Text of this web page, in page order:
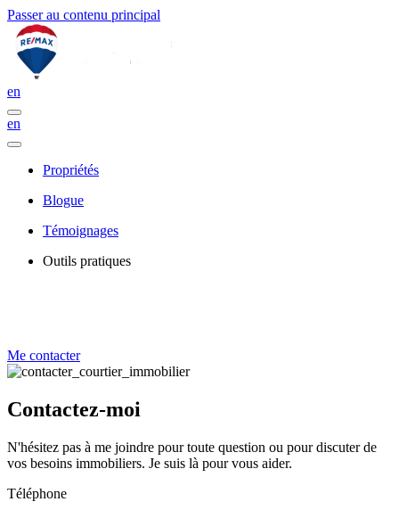
Passer au contenu principal
en
en
Propriétés
Blogue
Témoignages
Outils pratiques
Me contacter
Contactez-moi
N'hésitez pas à me joindre pour toute question ou pour discuter de
vos besoins immobiliers. Je suis là pour vous aider.
Téléphone